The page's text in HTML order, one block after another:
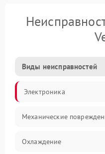
Виды неисправностей
Электроника
Механические
Охлаждение